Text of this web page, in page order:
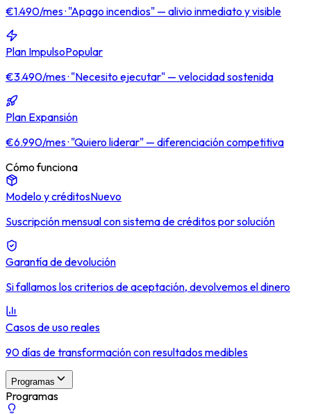
€1.490/mes · "Apago incendios" — alivio inmediato y visible
Plan ImpulsoPopular
€3.490/mes · "Necesito ejecutar" — velocidad sostenida
Plan Expansión
€6.990/mes · "Quiero liderar" — diferenciación competitiva
Cómo funciona
Modelo y créditosNuevo
Suscripción mensual con sistema de créditos por solución
Garantía de devolución
Si fallamos los criterios de aceptación, devolvemos el dinero
Casos de uso reales
90 días de transformación con resultados medibles
Programas
Programas